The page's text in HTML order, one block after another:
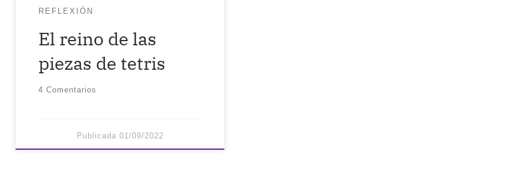
en mis horas libres. Llamar al […]
REFLEXIÓN
El reino de las
piezas de tetris
4 Comentarios
Publicada 01/09/2022